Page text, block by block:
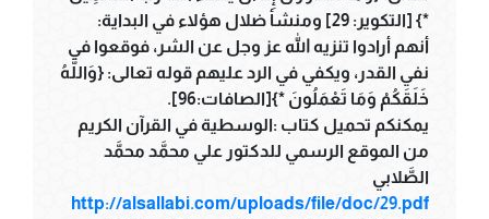
*} [التكوير: 29] ومنشأ ضلال هؤلاء في البداية:
أنهم أرادوا تنزيه الله عز وجل عن الشر، فوقعوا في
نفي القدر، ويكفي في الرد عليهم قوله تعالى: {وَاللَّهُ
خَلَقَكُمْ وَمَا تَعْمَلُونَ *}[الصافات:96].
يمكنكم تحميل كتاب :الوسطية في القرآن الكريم
من الموقع الرسمي للدكتور علي محمَّد محمَّد
الصَّلابي
http://alsallabi.com/uploads/file/doc/29.pdf